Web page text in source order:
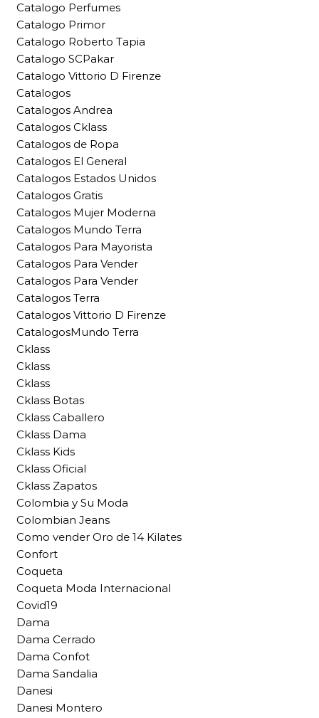
Catalogo Perfumes
Catalogo Primor
Catalogo Roberto Tapia
Catalogo SCPakar
Catalogo Vittorio D Firenze
Catalogos
Catalogos Andrea
Catalogos Cklass
Catalogos de Ropa
Catalogos El General
Catalogos Estados Unidos
Catalogos Gratis
Catalogos Mujer Moderna
Catalogos Mundo Terra
Catalogos Para Mayorista
Catalogos Para Vender
Catalogos Para Vender
Catalogos Terra
Catalogos Vittorio D Firenze
CatalogosMundo Terra
Cklass
Cklass
Cklass
Cklass Botas
Cklass Caballero
Cklass Dama
Cklass Kids
Cklass Oficial
Cklass Zapatos
Colombia y Su Moda
Colombian Jeans
Como vender Oro de 14 Kilates
Confort
Coqueta
Coqueta Moda Internacional
Covid19
Dama
Dama Cerrado
Dama Confot
Dama Sandalia
Danesi
Danesi Montero